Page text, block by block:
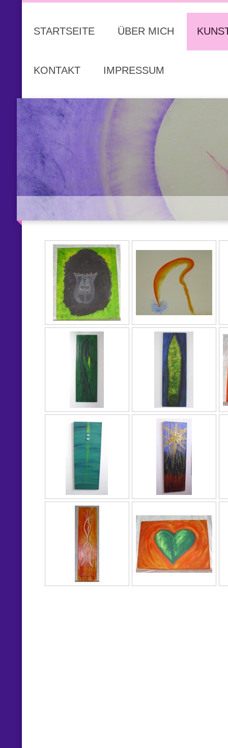
STARTSEITE ÜBER MICH
KONTAKT IMPRESSUM